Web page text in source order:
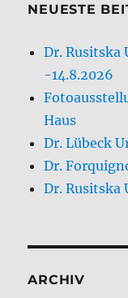
NEUESTE
Dr. Rusitska
-14.8.2026
Haus
Dr. Lübeck
Dr.
Dr. Rusitska
ARCHIV